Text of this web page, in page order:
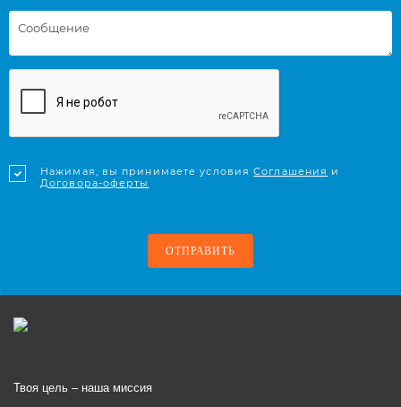
Нажимая, вы принимаете условияСоглашения и
Договора-оферты
ОТПРАВИТЬ
Твоя цель – наша миссия